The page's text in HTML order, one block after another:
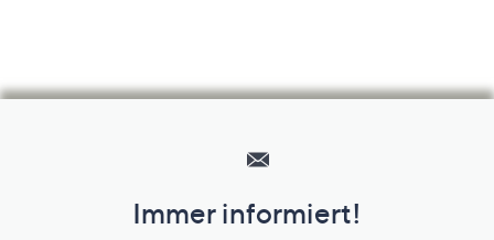
Unternehmensinformationen
Immer informiert!